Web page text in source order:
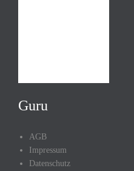
Guru
AGB
Impressum
Datenschutz